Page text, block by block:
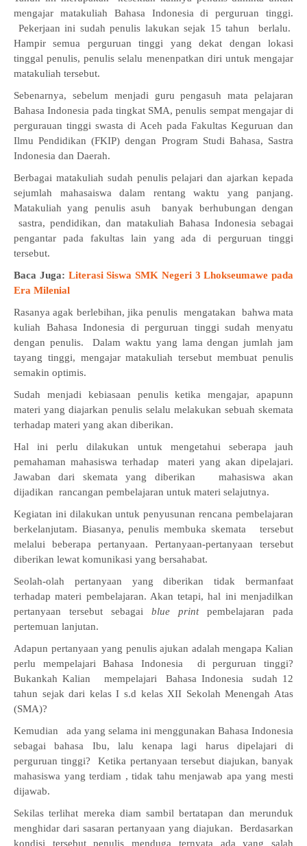
mengajar matakuliah Bahasa Indonesia di perguruan tinggi.
Pekerjaan ini sudah penulis lakukan sejak 15 tahun berlalu.
Hampir semua perguruan tinggi yang dekat dengan lokasi
tinggal penulis, penulis selalu menenpatkan diri untuk mengajar
matakuliah tersebut.
Sebenarnya, sebelum menjadi guru pengasuh mata pelajaran
Bahasa Indonesia pada tingkat SMA, penulis sempat mengajar di
pergurauan tinggi swasta di Aceh pada Fakultas Keguruan dan
Ilmu Pendidikan (FKIP) dengan Program Studi Bahasa, Sastra
Indonesia dan Daerah.
Berbagai matakuliah sudah penulis pelajari dan ajarkan kepada
sejumlah mahasaiswa dalam rentang waktu yang panjang.
Matakuliah yang penulis asuh banyak berhubungan dengan
sastra, pendidikan, dan matakuliah Bahasa Indonesia sebagai
pengantar pada fakultas lain yang ada di perguruan tinggi
tersebut.
Baca Juga: Literasi Siswa SMK Negeri 3 Lhokseumawe pada
Era Milenial
Rasanya agak berlebihan, jika penulis mengatakan bahwa mata
kuliah Bahasa Indonesia di perguruan tinggi sudah menyatu
dengan penulis. Dalam waktu yang lama dengan jumlah jam
tayang tinggi, mengajar matakuliah tersebut membuat penulis
semakin optimis.
Sudah menjadi kebiasaan penulis ketika mengajar, apapunn
materi yang diajarkan penulis selalu melakukan sebuah skemata
terhadap materi yang akan diberikan.
Hal ini perlu dilakukan untuk mengetahui seberapa jauh
pemahaman mahasiswa terhadap materi yang akan dipelajari.
Jawaban dari skemata yang diberikan mahasiswa akan
dijadikan rancangan pembelajaran untuk materi selajutnya.
Kegiatan ini dilakukan untuk penyusunan rencana pembelajaran
berkelanjutam. Biasanya, penulis membuka skemata tersebut
melalui beberapa pertanyaan. Pertanyaan-pertanyaan tersebut
diberikan lewat komunikasi yang bersahabat.
Seolah-olah pertanyaan yang diberikan tidak bermanfaat
terhadap materi pembelajaran. Akan tetapi, hal ini menjadilkan
pertanyaan tersebut sebagai blue printpembelajaran pada
pertemuan lanjutan.
Adapun pertanyaan yang penulis ajukan adalah mengapa Kalian
perlu mempelajari Bahasa Indonesia di perguruan tinggi?
Bukankah Kalian mempelajari Bahasa Indonesia sudah 12
tahun sejak dari kelas I s.d kelas XII Sekolah Menengah Atas
(SMA)?
Kemudian ada yang selama ini menggunakan Bahasa Indonesia
sebagai bahasa Ibu, lalu kenapa lagi harus dipelajari di
perguruan tinggi? Ketika pertanyaan tersebut diajukan, banyak
mahasiswa yang terdiam , tidak tahu menjawab apa yang mesti
dijawab.
Sekilas terlihat mereka diam sambil bertatapan dan merunduk
menghidar dari sasaran pertanyaan yang diajukan. Berdasarkan
kondisi tersebut penulis menduga ternyata ada yang salah